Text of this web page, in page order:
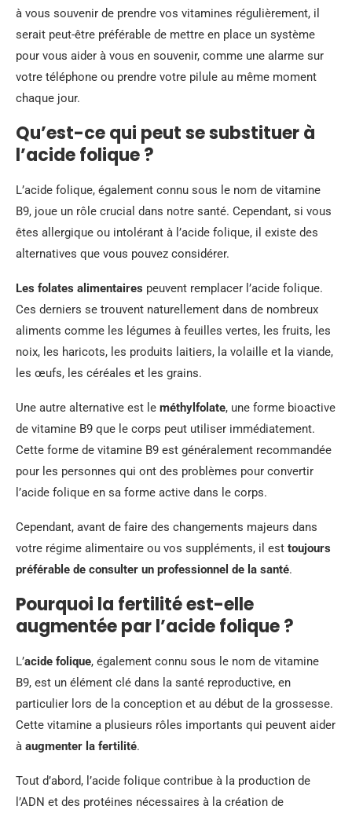
à vous souvenir de prendre vos vitamines régulièrement, il
serait peut-être préférable de mettre en place un système
pour vous aider à vous en souvenir, comme une alarme sur
votre téléphone ou prendre votre pilule au même moment
chaque jour.
Qu’est-ce qui peut se substituer à
l’acide folique ?
L’acide folique, également connu sous le nom de vitamine
B9, joue un rôle crucial dans notre santé. Cependant, si vous
êtes allergique ou intolérant à l’acide folique, il existe des
alternatives que vous pouvez considérer.
Les folates alimentaires peuvent remplacer l’acide folique.
Ces derniers se trouvent naturellement dans de nombreux
aliments comme les légumes à feuilles vertes, les fruits, les
noix, les haricots, les produits laitiers, la volaille et la viande,
les œufs, les céréales et les grains.
Une autre alternative est le méthylfolate, une forme bioactive
de vitamine B9 que le corps peut utiliser immédiatement.
Cette forme de vitamine B9 est généralement recommandée
pour les personnes qui ont des problèmes pour convertir
l’acide folique en sa forme active dans le corps.
Cependant, avant de faire des changements majeurs dans
votre régime alimentaire ou vos suppléments, il est toujours
préférable de consulter un professionnel de la santé.
Pourquoi la fertilité est-elle
augmentée par l’acide folique ?
L’acide folique, également connu sous le nom de vitamine
B9, est un élément clé dans la santé reproductive, en
particulier lors de la conception et au début de la grossesse.
Cette vitamine a plusieurs rôles importants qui peuvent aider
à augmenter la fertilité.
Tout d’abord, l’acide folique contribue à la production de
l’ADN et des protéines nécessaires à la création de